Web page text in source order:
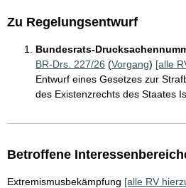
Zu Regelungsentwurf
Bundesrats-
BR-Drs. 227/26 (Vorgang) [alle
Entwurf eines Gesetzes zur
des Existenzrechts des Staates
Betroffene
Extremismusbekämpfung [alle RV